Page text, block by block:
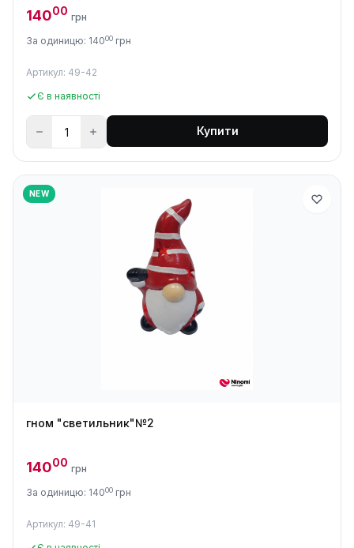
14000 грн
За одиницю: 14000 грн
Артикул: 49-42
Є в наявності
Купити
NEW
гном "светильник"№2
14000 грн
За одиницю: 14000 грн
Артикул: 49-41